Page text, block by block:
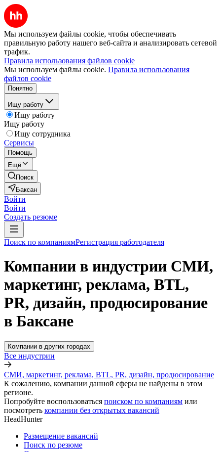
Мы используем файлы cookie, чтобы обеспечивать
правильную работу нашего веб-сайта и анализировать сетевой
трафик.
Правила использования файлов cookie
Мы используем файлы cookie. Правила использования
файлов cookie
Понятно
Ищу работу
Ищу работу
Ищу работу
Ищу сотрудника
Сервисы
Помощь
Ещё
Поиск
Баксан
Войти
Войти
Создать резюме
Поиск по компаниямРегистрация работодателя
Компании в индустрии СМИ,
маркетинг, реклама, BTL,
PR, дизайн, продюсирование
в Баксане
Компании в других городах
Все индустрии
СМИ, маркетинг, реклама, BTL, PR, дизайн, продюсирование
К сожалению, компании данной сферы не найдены в этом
регионе.
Попробуйте воспользоваться поиском по компаниям или
посмотреть компании без открытых вакансий
HeadHunter
Размещение вакансий
Поиск по резюме